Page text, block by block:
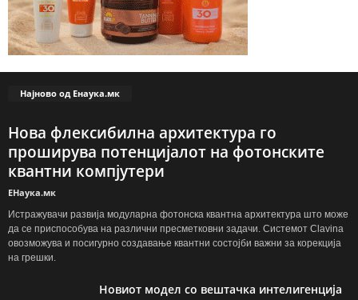
Најново од Енаука.мк
Нова флексибилна архитектура го
проширува потенцијалот на фотонските
квантни компјутери
ЕНаука.мк
Истражувачи развија модуларна фотонска квантна архитектура што може
да се приспособува на различни пресметковни задачи. Системот Clavina
овозможува и посигурно создавање квантни состојби важни за корекција
на грешки.
Новиот модел со вештачка интелигенција